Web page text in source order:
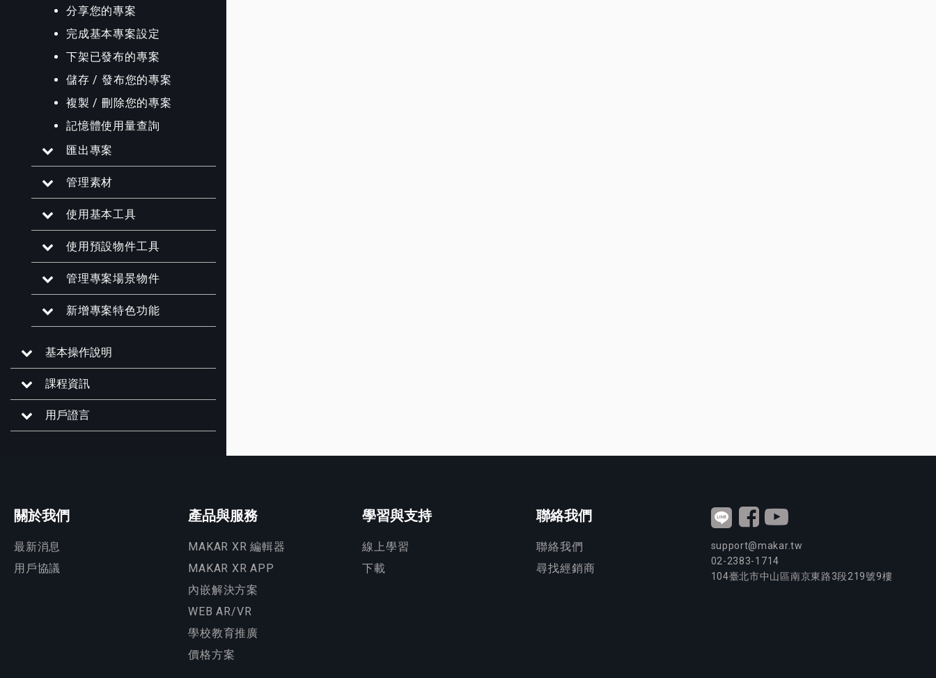
分享您的專案
完成基本專案設定
下架已發布的專案
儲存 / 發布您的專案
複製 / 刪除您的專案
記憶體使用量查詢
匯出專案
管理素材
使用基本工具
使用預設物件工具
管理專案場景物件
新增專案特色功能
基本操作說明
課程資訊
用戶證言
關於我們
最新消息
用戶協議
產品與服務
MAKAR XR 編輯器
MAKAR XR APP
內嵌解決方案
WEB AR/VR
學校教育推廣
價格方案
學習與支持
線上學習
下載
聯絡我們
聯絡我們
尋找經銷商
support@makar.tw
02-2383-1714
104臺北市中山區南京東路3段219號9樓